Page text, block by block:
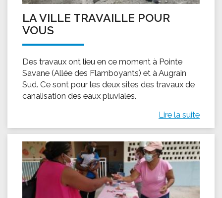
LA VILLE TRAVAILLE POUR
VOUS
Des travaux ont lieu en ce moment à Pointe
Savane (Allée des Flamboyants) et à Augrain
Sud. Ce sont pour les deux sites des travaux de
canalisation des eaux pluviales.
Lire la suite